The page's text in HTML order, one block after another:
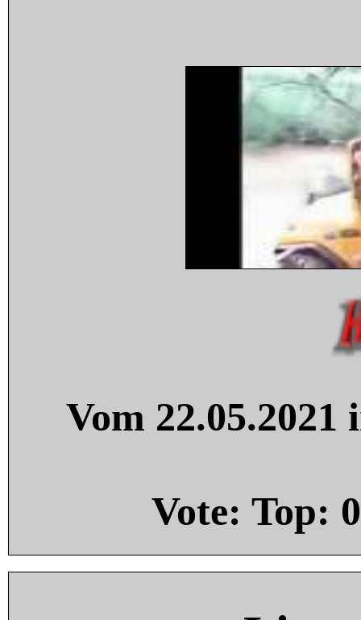
Vom
Vote: Top: 0